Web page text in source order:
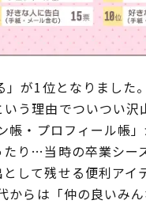
が1位となりました
う理由でついつい沢
・プロフィール帳
り…当時の卒業シ
して残せる便利ア
らは「仲の良いみ